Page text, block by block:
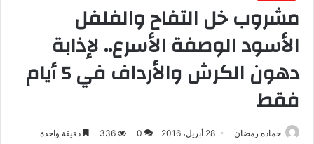
مشروب خل التفاح والفلفل
الأسود الوصفة الأسرع.. لإذابة
دهون الكرش والأرداف في 5 أيام
فقط
حماده رمضان 28 أبريل، 2016 0
336 دقيقة واحدة